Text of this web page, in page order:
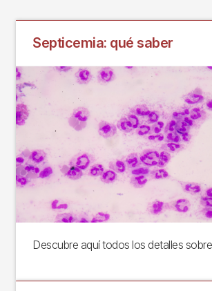
Septicemia: qué saber
Descubre aquí todos los detalles